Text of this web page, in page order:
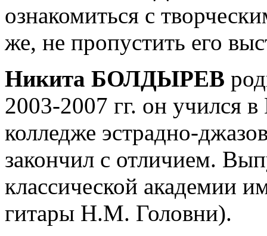
ознакомиться с
же, не пропустить его
Никита БОЛДЫРЕВ
2003-2007 гг. он учился
колледже эстрадно-
закончил с отличием.
классической академии
гитары Н.М. Головни).